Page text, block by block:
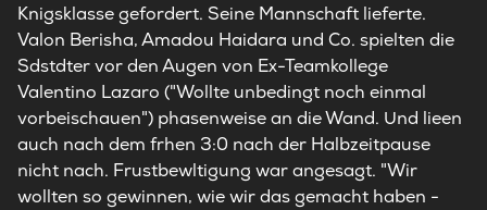
Knigsklasse gefordert. Seine Mannschaft lieferte.
Valon Berisha, Amadou Haidara und Co. spielten die
Sdstdter vor den Augen von Ex-Teamkollege
Valentino Lazaro ("Wollte unbedingt noch einmal
vorbeischauen") phasenweise an die Wand. Und lieen
auch nach dem frhen 3:0 nach der Halbzeitpause
nicht nach. Frustbewltigung war angesagt. "Wir
wollten so gewinnen, wie wir das gemacht haben -